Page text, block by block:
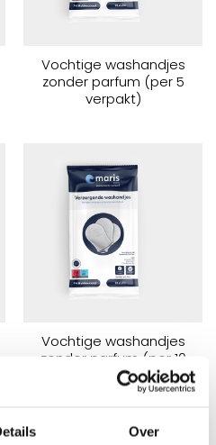
Over
Vochtige washandjes
zonder parfum (per 5
verpakt)
Vochtige washandjes
zonder parfum (per 10
verpakt)